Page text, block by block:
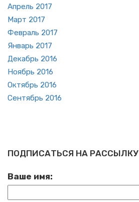
Ап­рель 2017
Март 2017
Фев­раль 2017
Ян­варь 2017
Де­кабрь 2016
Но­ябрь 2016
Ок­тябрь 2016
Сен­тябрь 2016
ПОДПИСАТЬСЯ НА РАССЫЛКУ
Ваше имя: